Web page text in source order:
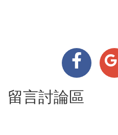
留言討論區